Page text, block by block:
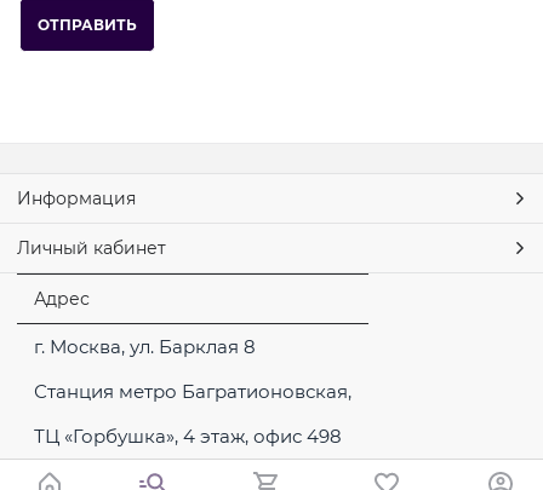
Информация
Личный кабинет
Адрес
г. Москва, ул. Барклая 8
Станция метро Багратионовская,
ТЦ «Горбушка», 4 этаж, офис 498